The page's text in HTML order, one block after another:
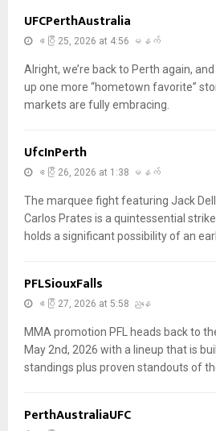
UFCPerthAustralia
ဧပြီ 25, 2026 at 4:56 မနက်
Alright, we’re back to Perth again,
up one more “hometown favorite”
markets are fully embracing.
UfcInPerth
ဧပြီ 26, 2026 at 1:38 မနက်
The marquee fight featuring Jack
Carlos Prates is a quintessential
holds a significant possibility of an
PFLSiouxFalls
ဧပြီ 27, 2026 at 5:58 ညနေ
MMA promotion PFL heads back to
May 2nd, 2026 with a lineup that is
standings plus proven standouts of
PerthAustraliaUFC